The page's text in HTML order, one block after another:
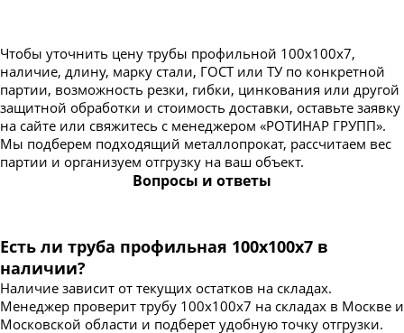
Чтобы уточнить цену трубы профильной 100х100х7,
наличие, длину, марку стали, ГОСТ или ТУ по конкретной
партии, возможность резки, гибки, цинкования или другой
защитной обработки и стоимость доставки, оставьте заявку
на сайте или свяжитесь с менеджером «РОТИНАР ГРУПП».
Мы подберем подходящий металлопрокат, рассчитаем вес
партии и организуем отгрузку на ваш объект.
Вопросы и ответы
Есть ли труба профильная 100х100х7 в
наличии?
Наличие зависит от текущих остатков на складах.
Менеджер проверит трубу 100х100х7 на складах в Москве и
Московской области и подберет удобную точку отгрузки.